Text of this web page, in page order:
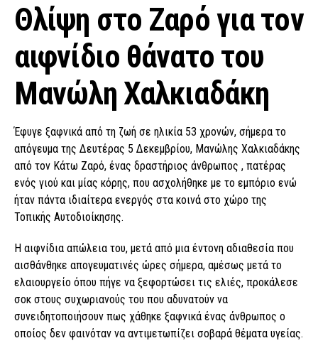
Θλίψη στο Ζαρό για τον
αιφνίδιο θάνατο του
Μανώλη Χαλκιαδάκη
Έφυγε ξαφνικά από τη ζωή σε ηλικία 53 χρονών, σήμερα το
απόγευμα της Δευτέρας 5 Δεκεμβρίου, Μανώλης Χαλκιαδάκης
από τον Κάτω Ζαρό, ένας δραστήριος άνθρωπος , πατέρας
ενός γιού και μίας κόρης, που ασχολήθηκε με το εμπόριο ενώ
ήταν πάντα ιδιαίτερα ενεργός στα κοινά στο χώρο της
Τοπικής Αυτοδιοίκησης.
Η αιφνίδια απώλεια του, μετά από μια έντονη αδιαθεσία που
αισθάνθηκε απογευματινές ώρες σήμερα, αμέσως μετά το
ελαιουργείο όπου πήγε να ξεφορτώσει τις ελιές, προκάλεσε
σοκ στους συχωριανούς του που αδυνατούν να
συνειδητοποιήσουν πως χάθηκε ξαφνικά ένας άνθρωπος ο
οποίος δεν φαινόταν να αντιμετωπίζει σοβαρά θέματα υγείας.